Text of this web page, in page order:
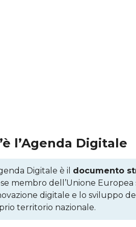
l’Agenda Digitale
Digitale è il documento
membro dell’Unione
digitale e lo sviluppo
territorio nazionale.